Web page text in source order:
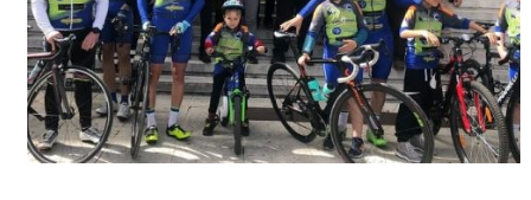
ΚΑΙ ΕΛΛΑΔΑ
ΥΓΕΙΑ-ΟΜΟΡΦΙΑ
ΠΟΛΙΤΙΣΜΟΣ